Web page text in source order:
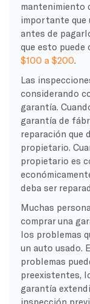
mantenimiento
importante que
antes de
que esto
$100 a $200.
Las
considerando
garantía.
garantía de
reparación que
propietario.
propietario es
deba ser
Muchas
comprar una
los problemas
un auto usado.
problemas
preexistentes,
garantía
inspección